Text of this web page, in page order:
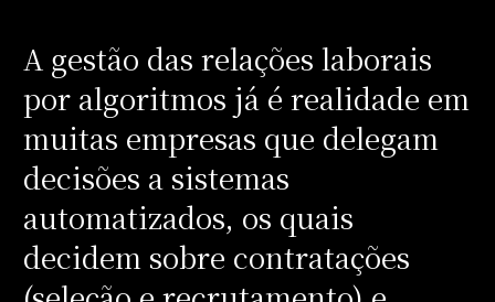
A gestão das relações laborais
por algoritmos já é realidade em
muitas empresas que delegam
decisões a sistemas
automatizados, os quais
decidem sobre contratações